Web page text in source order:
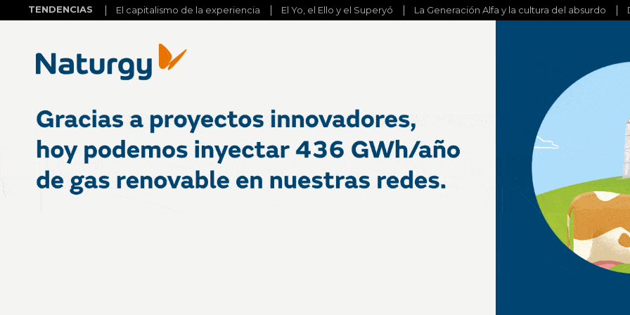
TENDENCIAS El capitalismo de la experiencia El Yo, el Ello y el Superyó La Generación Alfa y la cultura del absurdo